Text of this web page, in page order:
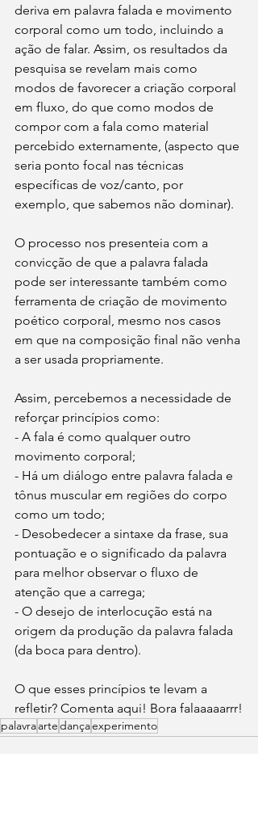
deriva em palavra falada e movimento
corporal como um todo, incluindo a
ação de falar. Assim, os resultados da
pesquisa se revelam mais como
modos de favorecer a criação corporal
em fluxo, do que como modos de
compor com a fala como material
percebido externamente, (aspecto que
seria ponto focal nas técnicas
específicas de voz/canto, por
exemplo, que sabemos não dominar).
O processo nos presenteia com a
convicção de que a palavra falada
pode ser interessante também como
ferramenta de criação de movimento
poético corporal, mesmo nos casos
em que na composição final não venha
a ser usada propriamente.
Assim, percebemos a necessidade de
reforçar princípios como:
- A fala é como qualquer outro
movimento corporal;
- Há um diálogo entre palavra falada e
tônus muscular em regiões do corpo
como um todo;
- Desobedecer a sintaxe da frase, sua
pontuação e o significado da palavra
para melhor observar o fluxo de
atenção que a carrega;
- O desejo de interlocução está na
origem da produção da palavra falada
(da boca para dentro).
O que esses princípios te levam a
refletir? Comenta aqui! Bora falaaaaarrr!
palavraartedançaexperimento